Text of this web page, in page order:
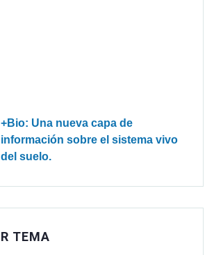
+Bio: Una nueva capa de
información sobre el sistema vivo
del suelo.
TEMA